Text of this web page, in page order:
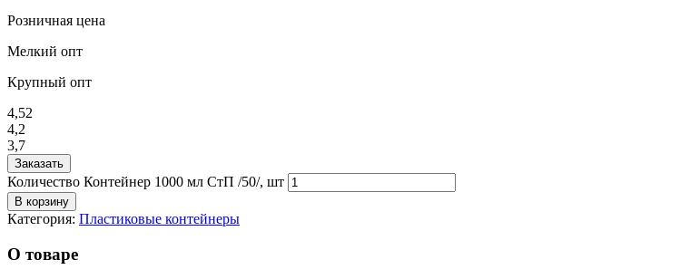
Розничная цена
Мелкий опт
Крупный опт
4,52
4,2
3,7
Заказать
Количество Контейнер 1000 мл СтП /50/, шт
В корзину
Категория: Пластиковые контейнеры
О товаре